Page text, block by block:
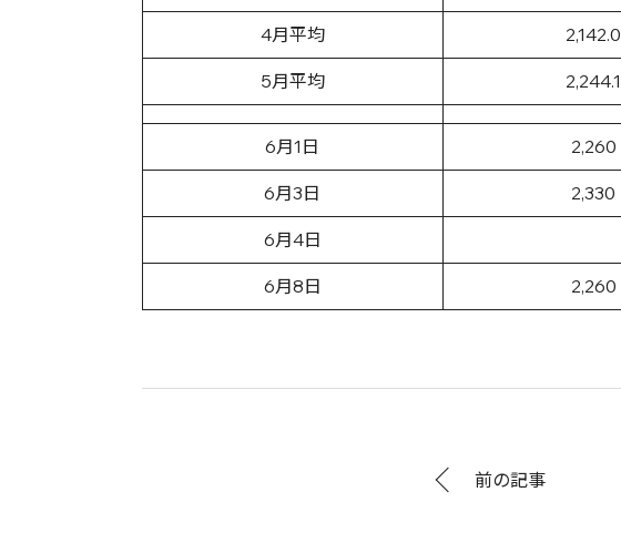
4月平均 2,142.0
5月平均 2,244.1
6月1日 2,260
6月3日 2,330
6月4日
6月8日 2,260
前の記事